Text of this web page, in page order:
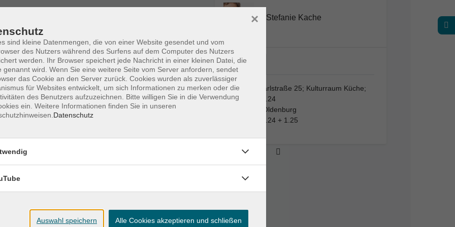
saubere eigene Schürze mit.
zur Verfügung.
mit für den Fall, dass am Ende des Kurses
Sie dann gerne mitnehmen.
Stefanie Kache
VHS;…
VHS; Karlstraße 25; Kulturraum Küche;
Raum 1.24
26123 Oldenburg
Raum 1.24 + 1.25
sind kleine Datenmengen, die von einer Website gesendet und vom
des Nutzers während des Surfens auf dem Computer des Nutzers
werden. Ihr Browser speichert jede Nachricht in einer kleinen Datei, die
genannt wird. Wenn Sie eine weitere Seite vom Server anfordern, sendet
das Cookie an den Server zurück. Cookies wurden als zuverlässiger
für Websites entwickelt, um sich Informationen zu merken oder die
des Benutzers aufzuzeichnen. Bitte willigen Sie in die Verwendung
ein. Weitere Informationen finden Sie in unseren
Datenschutz
×
Auswahl speichern Alle Cookies akzeptieren und schließen